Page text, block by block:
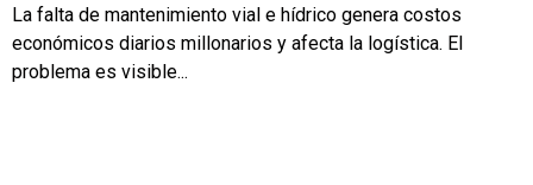
La falta de mantenimiento vial e hídrico genera costos
económicos diarios millonarios y afecta la logística. El
problema es visible...